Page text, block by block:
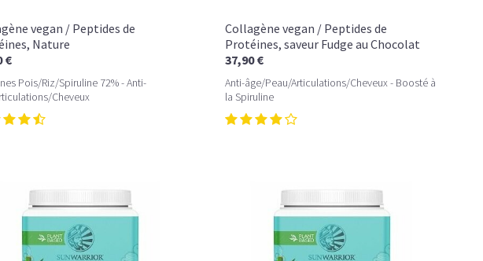
du Collagène en poudre?
ont-ils besoin de prendre du Collagène ?
et le collagène en complément alimentaire ont-ils les mêmes effets?
possibles avec le Collagène pour une meilleure efficacité ?
prendre du Collagène et combien de temps pour qu'il fasse son effet?
prendre par jour?
vegan / Peptides de
Nature
€
Pois/Riz/Spiruline 72% - Anti-
Cheveux
Collagène vegan / Peptides de
Protéines, saveur Fudge au Chocolat
37,90 €
Anti-âge/Peau/Articulations/Cheveux - Boosté à
la Spiruline